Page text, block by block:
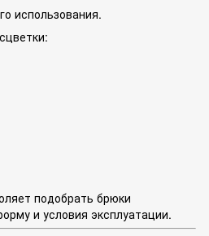
использования.
подобрать брюки
и условия эксплуатации.